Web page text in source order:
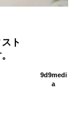
ト
9d9medi
a